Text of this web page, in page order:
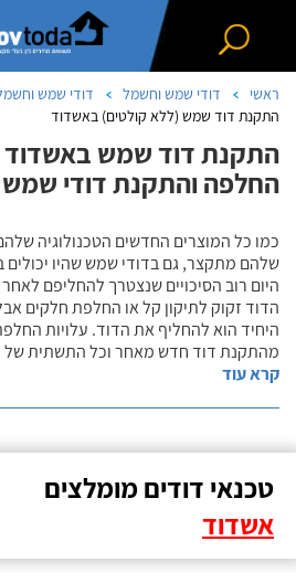
ראשי דודי שמש וחשמל
דודי שמש
התקנת דוד שמש (ללא קולטים) באשדוד
התקנת דוד שמש באשדוד
החלפה והתקנת דודי שמש
כמו כל המוצרים החדשים הטכנולוגיה
שלהם מתקצר, גם בדודי שמש שהיו
הדוד זקוק לתיקון קל או החלפת חלקים
היחיד הוא להחליף את הדוד. עלויות
מהתקנת דוד חדש מאחר וכל התשתית של
קרא עוד
טכנאי דודים מומלצים
אשדוד